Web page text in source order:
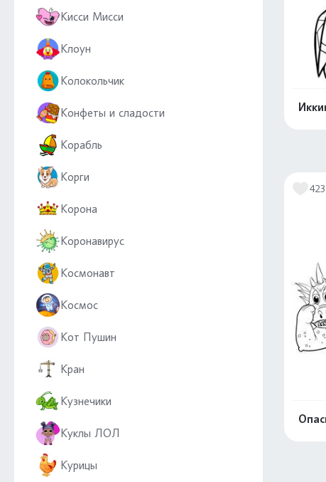
Кисси Мисси
Клоун
Колокольчик
Конфеты и сладости
Корабль
Корги
Корона
Коронавирус
Космонавт
Космос
Кот Пушин
Кран
Кузнечики
Куклы ЛОЛ
Курицы
423